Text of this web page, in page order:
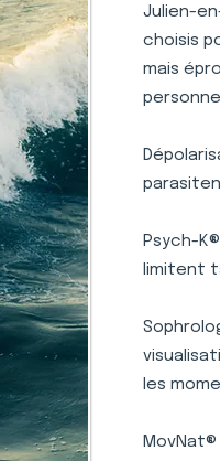
Julien-
choisis
mais
Psych-
limitent
les